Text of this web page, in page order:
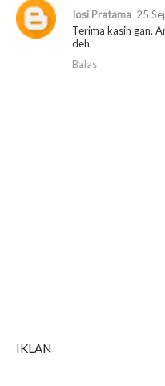
Iosi Pratama 25
Terima kasih gan.
deh
Balas
IKLAN